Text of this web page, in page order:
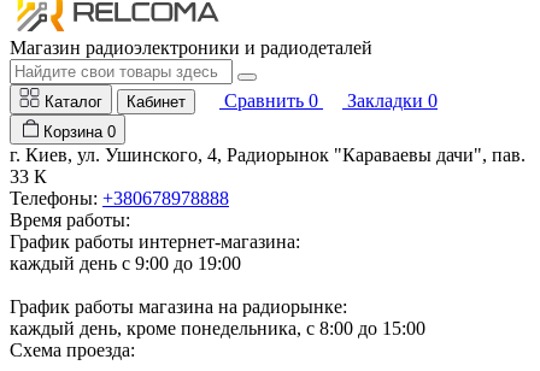
Магазин радиоэлектроники и радиодеталей
Каталог Кабинет Сравнить 0 Закладки 0
Корзина 0
г. Киев, ул. Ушинского, 4, Радиорынок "Караваевы дачи", пав.
33 К
Телефоны: +380678978888
Время работы:
График работы интернет-магазина:
каждый день с 9:00 до 19:00
График работы магазина на радиорынке:
каждый день, кроме понедельника, с 8:00 до 15:00
Схема проезда: